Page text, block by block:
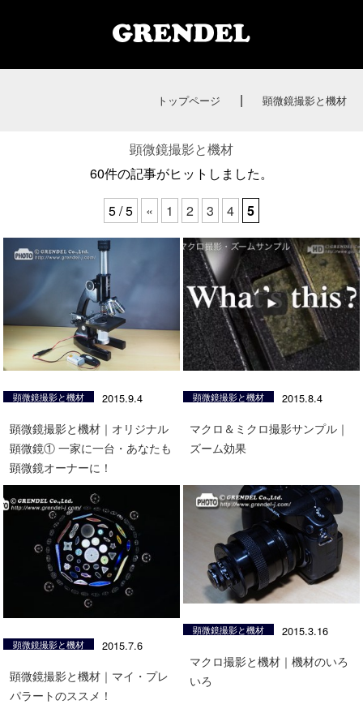
トップページ | 顕微鏡撮影と機材
顕微鏡撮影と機材
60件の記事がヒットしました。
5 / 5
« 1 2 3 4 5
顕微鏡撮影と機材 2015.9.4
顕微鏡撮影と機材｜オリジナル
顕微鏡① 一家に一台・あなたも
顕微鏡オーナーに！
顕微鏡撮影と機材 2015.8.4
マクロ＆ミクロ撮影サンプル｜
ズーム効果
顕微鏡撮影と機材 2015.7.6
顕微鏡撮影と機材｜マイ・プレ
パラートのススメ！
顕微鏡撮影と機材 2015.3.16
マクロ撮影と機材｜機材のいろ
いろ